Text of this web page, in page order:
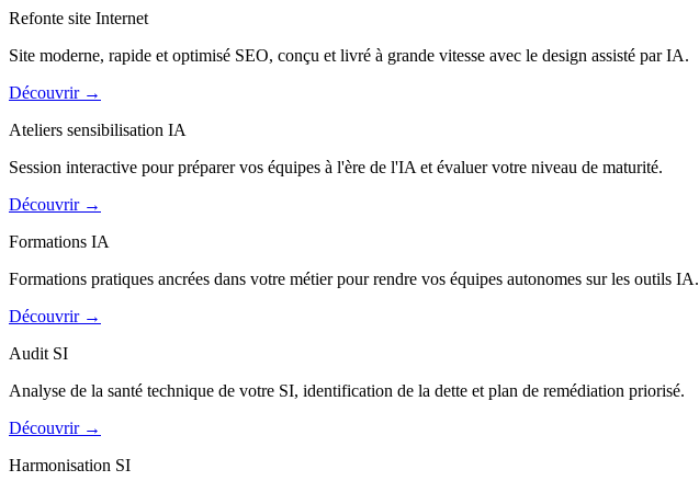
Refonte site Internet
Site moderne, rapide et optimisé SEO, conçu et livré à grande vitesse avec le design assisté par IA.
Découvrir →
Ateliers sensibilisation IA
Session interactive pour préparer vos équipes à l'ère de l'IA et évaluer votre niveau de maturité.
Découvrir →
Formations IA
Formations pratiques ancrées dans votre métier pour rendre vos équipes autonomes sur les outils IA.
Découvrir →
Audit SI
Analyse de la santé technique de votre SI, identification de la dette et plan de remédiation priorisé.
Découvrir →
Harmonisation SI